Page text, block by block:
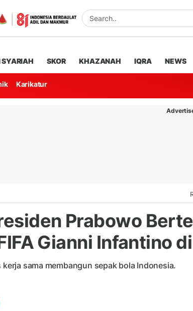
SYARIAH SKOR KHAZANAH IQRA NEWS
Karikatur
Prabowo
Gianni Infantino
sama membangun sepak bola Indonesia.